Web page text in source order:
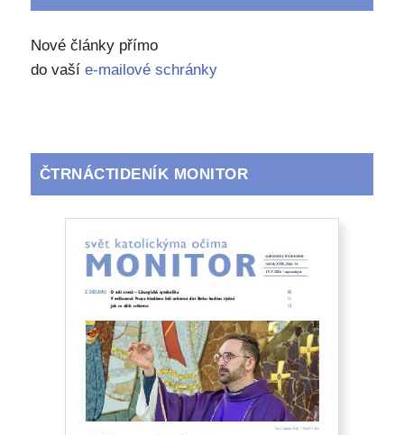
Nové články přímo
do vaší e-mailové schránky
ČTRNÁCTIDENÍK MONITOR